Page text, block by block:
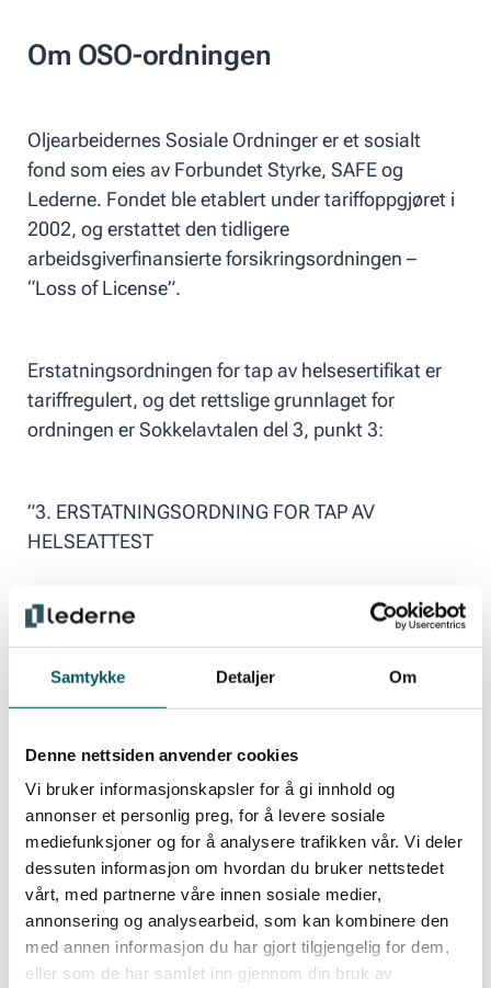
Samtykke Detaljer Om
Denne nettsiden anvender cookies
Vi bruker informasjonskapsler for å gi innhold og
annonser et personlig preg, for å levere sosiale
mediefunksjoner og for å analysere trafikken vår. Vi deler
dessuten informasjon om hvordan du bruker nettstedet
vårt, med partnerne våre innen sosiale medier,
annonsering og analysearbeid, som kan kombinere den
med annen informasjon du har gjort tilgjengelig for dem,
eller som de har samlet inn gjennom din bruk av
Om OSO-ordningen
Oljearbeidernes Sosiale Ordninger er et sosialt
fond som eies av Forbundet Styrke, SAFE og
Lederne. Fondet ble etablert under tariffoppgjøret i
2002, og erstattet den tidligere
arbeidsgiverfinansierte forsikringsordningen –
“Loss of License”.
Erstatningsordningen for tap av helsesertifikat er
tariffregulert, og det rettslige grunnlaget for
ordningen er Sokkelavtalen del 3, punkt 3:
”3. ERSTATNINGSORDNING FOR TAP AV
HELSEATTEST
Erstatningsordning for tap av helseattest slik den
er regulert i Del III i sokkelavtalene 2000 – 2002
utgår.
Fra 01.10.02 etableres en erstatningsordning i regi
av forbundene innenfor sokkelavtalene.
Bedriftene innbetaler til ordningen 11,5 % av
grunnbeløpet i Folketrygden (G) for alle ansatte
omfattet av sokkelavtalene.
Offshore Norge deltar i styringsorganet for